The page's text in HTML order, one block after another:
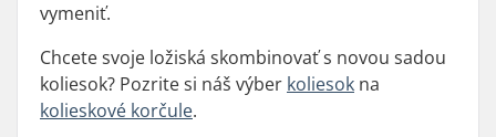
vymeniť.
Chcete svoje ložiská skombinovať s novou sadou
koliesok? Pozrite si náš výber koliesok na
kolieskové korčule.